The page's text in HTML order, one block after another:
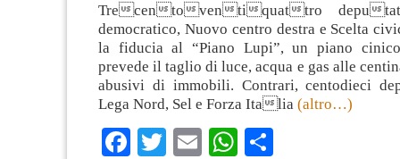
Trecentoventiquattro depu
democratico, Nuovo centro destra e Scelta
la fiducia al “Piano Lupi”, un piano
prevede il taglio di luce, acqua e gas alle
abusivi di immobili. Contrari, centodieci
Lega Nord, Sel e Forza Italia (altro…)
Facebook
Twitter
EmailWhatsApp